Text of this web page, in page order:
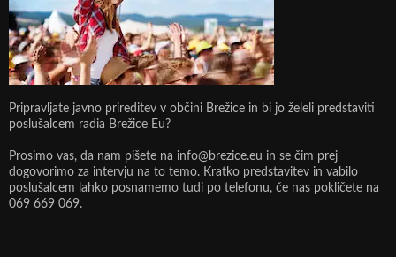
Pripravljate javno prireditev v občini Brežice in bi jo želeli predstaviti
poslušalcem radia Brežice Eu?
Prosimo vas, da nam pišete na info@brezice.eu in se čim prej
dogovorimo za intervju na to temo. Kratko predstavitev in vabilo
poslušalcem lahko posnamemo tudi po telefonu, če nas pokličete na
069 669 069.